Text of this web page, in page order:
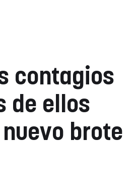
contagios
de ellos
brote